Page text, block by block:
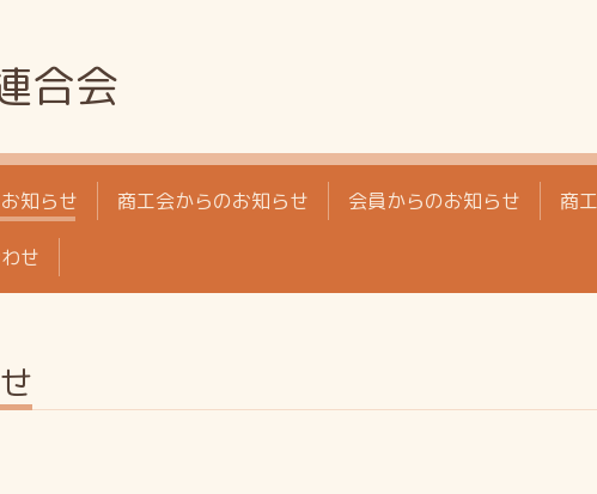
合会
知らせ 商工会からのお知らせ 会員からのお知らせ 商
せ